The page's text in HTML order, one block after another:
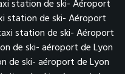
station de ski- Aéroport
station de ski- Aéroport
station de ski- Aéroport
de ski- aéroport de Lyon
de ski- aéroport de Lyon